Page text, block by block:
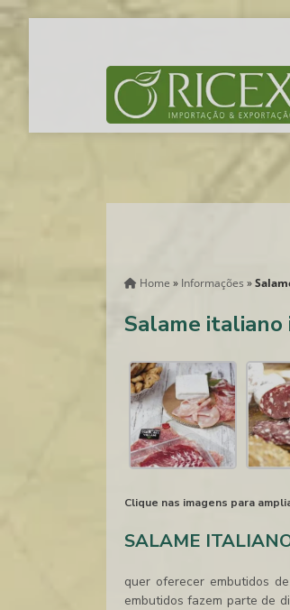
Home » Informações »
Salame
Clique nas imagens para
SALAME
quer oferecer embutidos
embutidos fazem parte de